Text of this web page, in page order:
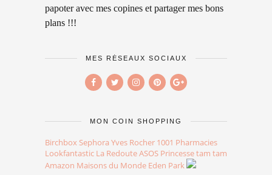
papoter avec mes copines et partager mes bons
plans !!!
MES RÉSEAUX SOCIAUX
MON COIN SHOPPING
Birchbox Sephora Yves Rocher 1001 Pharmacies
Lookfantastic La RedouteASOS Princesse tam tam
Amazon Maisons du Monde Eden Park